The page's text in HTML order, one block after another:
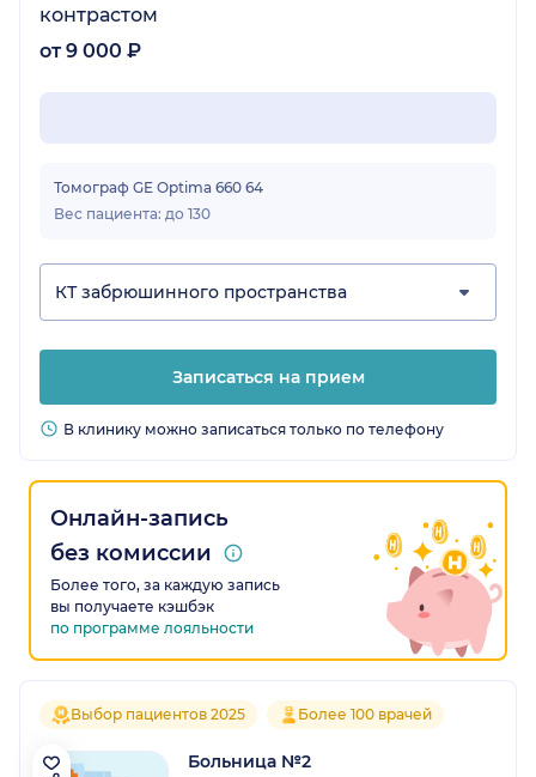
контрастом
от 9 000 ₽
Томограф GE Optima 660 64
Вес пациента: до 130
КТ забрюшинного пространства
Записаться на прием
В клинику можно записаться только по телефону
Онлайн-запись
без комиссии
Более того, за каждую запись
вы получаете кэшбэк
по программе лояльности
Выбор пациентов 2025 Более 100 врачей
Больница №2